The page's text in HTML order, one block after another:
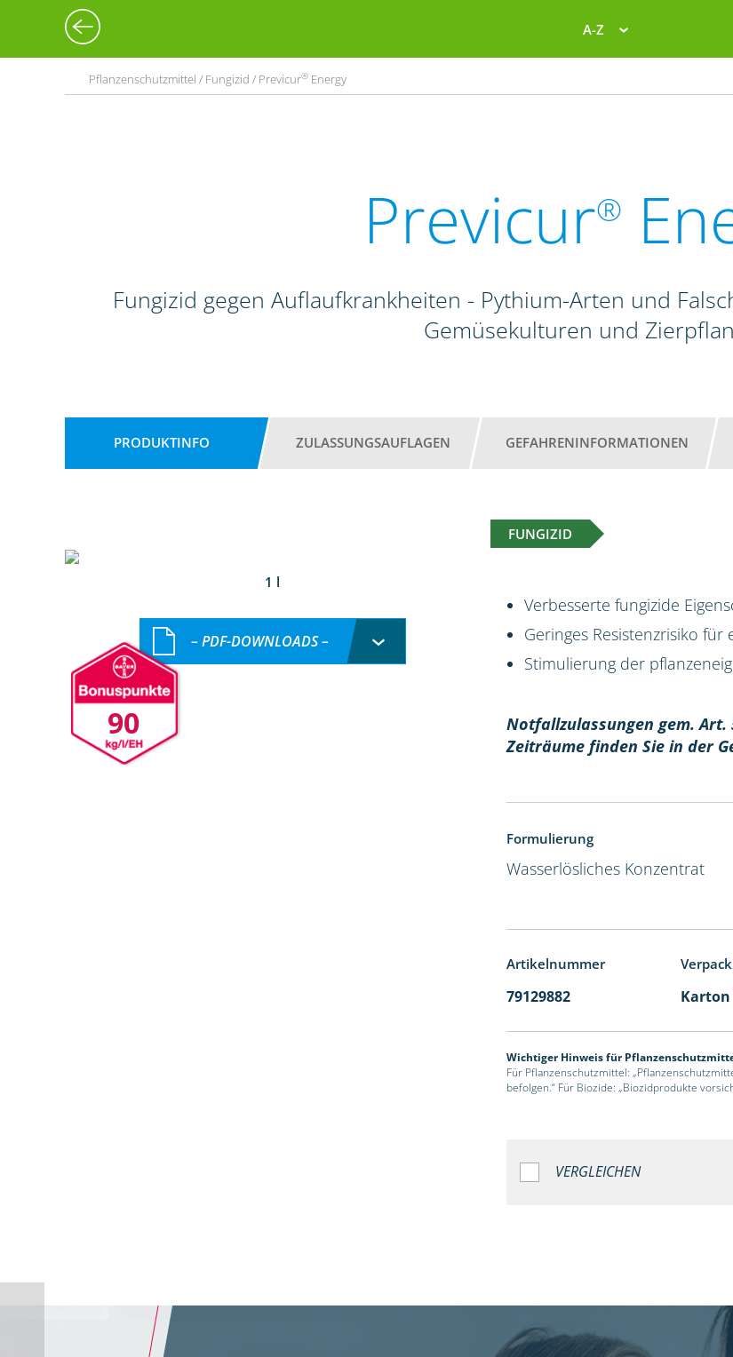
A-Z
Pflanzenschutzmittel / Fungizid / Previcur® Energy
Previcur®
Fungizid gegen Auflaufkrankheiten - Pythium-Arten und
Gemüsekulturen und
PRODUKTINFO ZULASSUNGSAUFLAGEN GEFAHRENINFORMATIONEN
FUNGIZID
1 l
90
– PDF-DOWNLOADS –
Verbesserte fungizide
Geringes Resistenzrisiko
Stimulierung der
Notfallzulassungen gem. Art.
Zeiträume finden Sie in der
Formulierung
Wasserlösliches Konzentrat
Artikelnummer
79129882 Karton
Wichtiger Hinweis für
Für Pflanzenschutzmittel:
befolgen.“ Für Biozide: „Biozidprodukte
VERGLEICHEN